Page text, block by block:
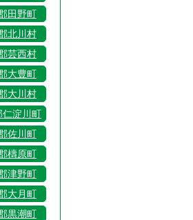
田野町
北川村
芸西村
大豊町
大川村
仁淀川町
佐川町
檮原町
津野町
大月町
黒潮町